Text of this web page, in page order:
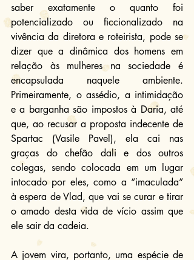
saber exatamente o quanto foi
potencializado ou ficcionalizado na
vivência da diretora e roteirista, pode se
dizer que a dinâmica dos homens em
relação às mulheres na sociedade é
encapsulada naquele ambiente.
Primeiramente, o assédio, a intimidação
e a barganha são impostos à Daria, até
que, ao recusar a proposta indecente de
Spartac (Vasile Pavel), ela cai nas
graças do chefão dali e dos outros
colegas, sendo colocada em um lugar
intocado por eles, como a “imaculada”
à espera de Vlad, que vai se curar e tirar
o amado desta vida de vício assim que
ele sair da cadeia.
A jovem vira, portanto, uma espécie de